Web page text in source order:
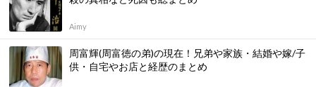
Aimy
周富輝(周富徳の弟)の現在！兄弟や家族・結婚や嫁/子
供・自宅やお店と経歴のまとめ